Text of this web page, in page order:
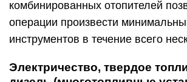
комбинированных отопителей
операции произвести
инструментов в течение всего
Электричество, твердое